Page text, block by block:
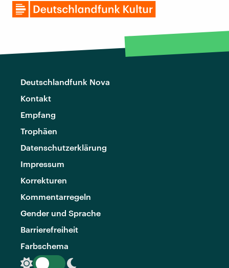
Deutschlandfunk Nova
Kontakt
Empfang
Trophäen
Datenschutzerklärung
Impressum
Korrekturen
Kommentarregeln
Gender und Sprache
Barrierefreiheit
Farbschema